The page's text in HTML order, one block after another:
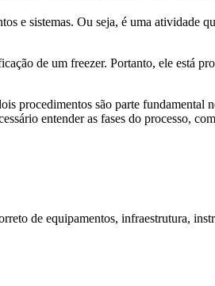
e sistemas. Ou seja, é uma atividade
de um freezer. Portanto, ele está
procedimentos são parte
entender as fases do processo,
de equipamentos, infraestrutura,